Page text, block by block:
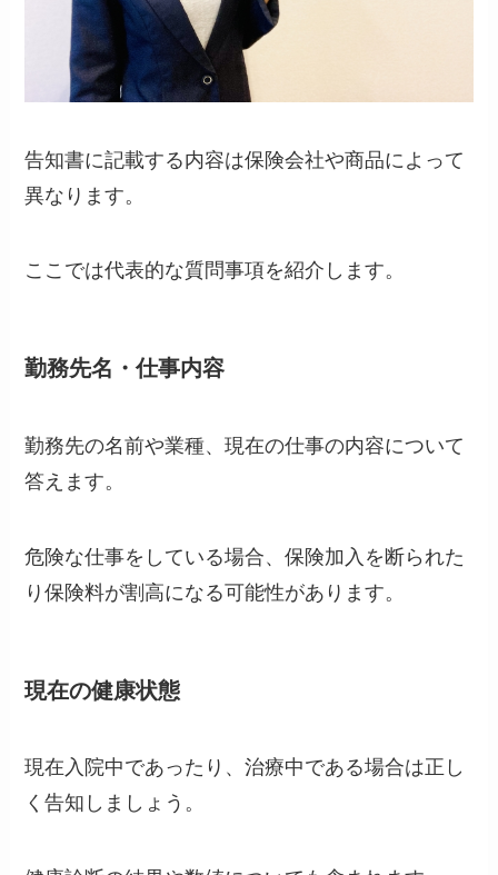
告知書に記載する内容は保険会社や商品によって
異なります。
ここでは代表的な質問事項を紹介します。
勤務先名・仕事内容
勤務先の名前や業種、現在の仕事の内容について
答えます。
危険な仕事をしている場合、保険加入を断られた
り保険料が割高になる可能性があります。
現在の健康状態
現在入院中であったり、治療中である場合は正し
く告知しましょう。